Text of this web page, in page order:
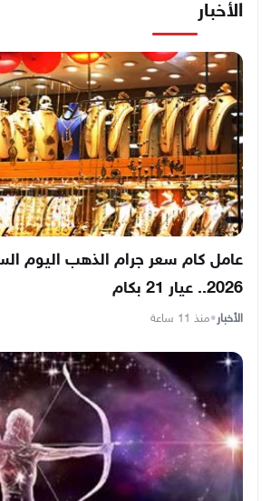
الأخبار
2026.. عيار 21 بكام
الأخبار•منذ 11 ساعة